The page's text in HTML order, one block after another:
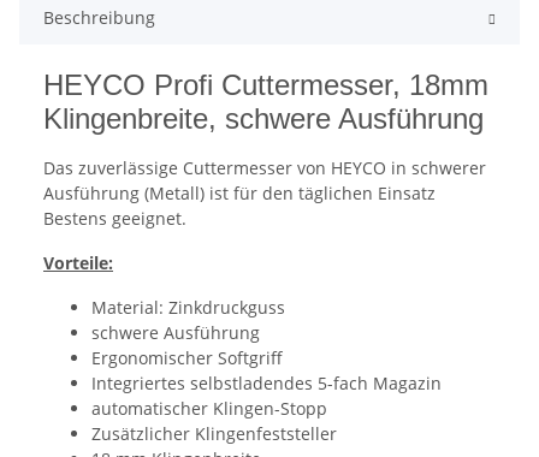
Beschreibung
HEYCO Profi Cuttermesser, 18mm
Klingenbreite, schwere Ausführung
Das zuverlässige Cuttermesser von HEYCO in schwerer
Ausführung (Metall) ist für den täglichen Einsatz
Bestens geeignet.
Vorteile:
Material: Zinkdruckguss
schwere Ausführung
Ergonomischer Softgriff
Integriertes selbstladendes 5-fach Magazin
automatischer Klingen-Stopp
Zusätzlicher Klingenfeststeller